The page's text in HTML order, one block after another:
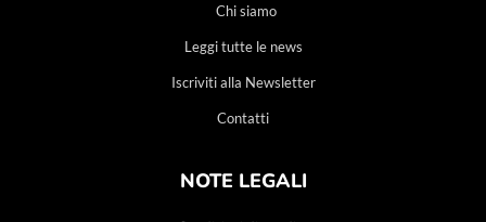
Chi siamo
Leggi tutte le news
Iscriviti alla Newsletter
Contatti
NOTE LEGALI